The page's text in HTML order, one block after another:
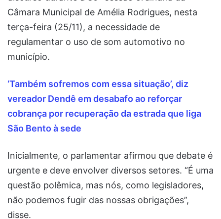
Câmara Municipal de Amélia Rodrigues, nesta
terça-feira (25/11), a necessidade de
regulamentar o uso de som automotivo no
município.
‘Também sofremos com essa situação’, diz
vereador Dendê em desabafo ao reforçar
cobrança por recuperação da estrada que liga
São Bento à sede
Inicialmente, o parlamentar afirmou que debate é
urgente e deve envolver diversos setores. “É uma
questão polêmica, mas nós, como legisladores,
não podemos fugir das nossas obrigações”,
disse.